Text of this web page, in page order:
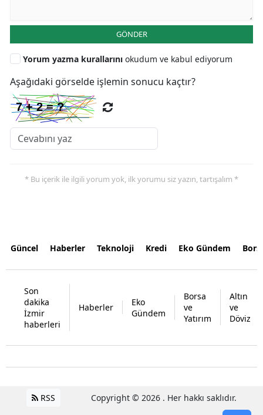
GÖNDER
Yorum yazma kurallarını okudum ve kabul ediyorum
Aşağıdaki görselde işlemin sonucu kaçtır?
* Bu içerik ile ilgili yorum yok, ilk yorumu siz yazın, tartışalım *
Güncel Haberler Teknoloji Kredi Eko Gündem
Son
dakika
İzmir
haberleri
Haberler
Eko
Gündem
Borsa
ve
Yatırım
Altın
ve
Döviz
RSS Copyright © 2026 . Her hakkı saklıdır.